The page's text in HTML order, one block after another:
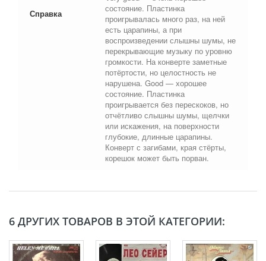
Справка
состояние. Пластинка
проигрывалась много раз, на ней
есть царапины, а при
воспроизведении слышны шумы, не
перекрывающие музыку по уровню
громкости. На конверте заметные
потёртости, но целостность не
нарушена. Good — хорошее
состояние. Пластинка
проигрывается без перескоков, но
отчётливо слышны шумы, щелчки
или искажения, на поверхности
глубокие, длинные царапины.
Конверт с загибами, края стёрты,
корешок может быть порван.
6 ДРУГИХ ТОВАРОВ В ЭТОЙ КАТЕГОРИИ: